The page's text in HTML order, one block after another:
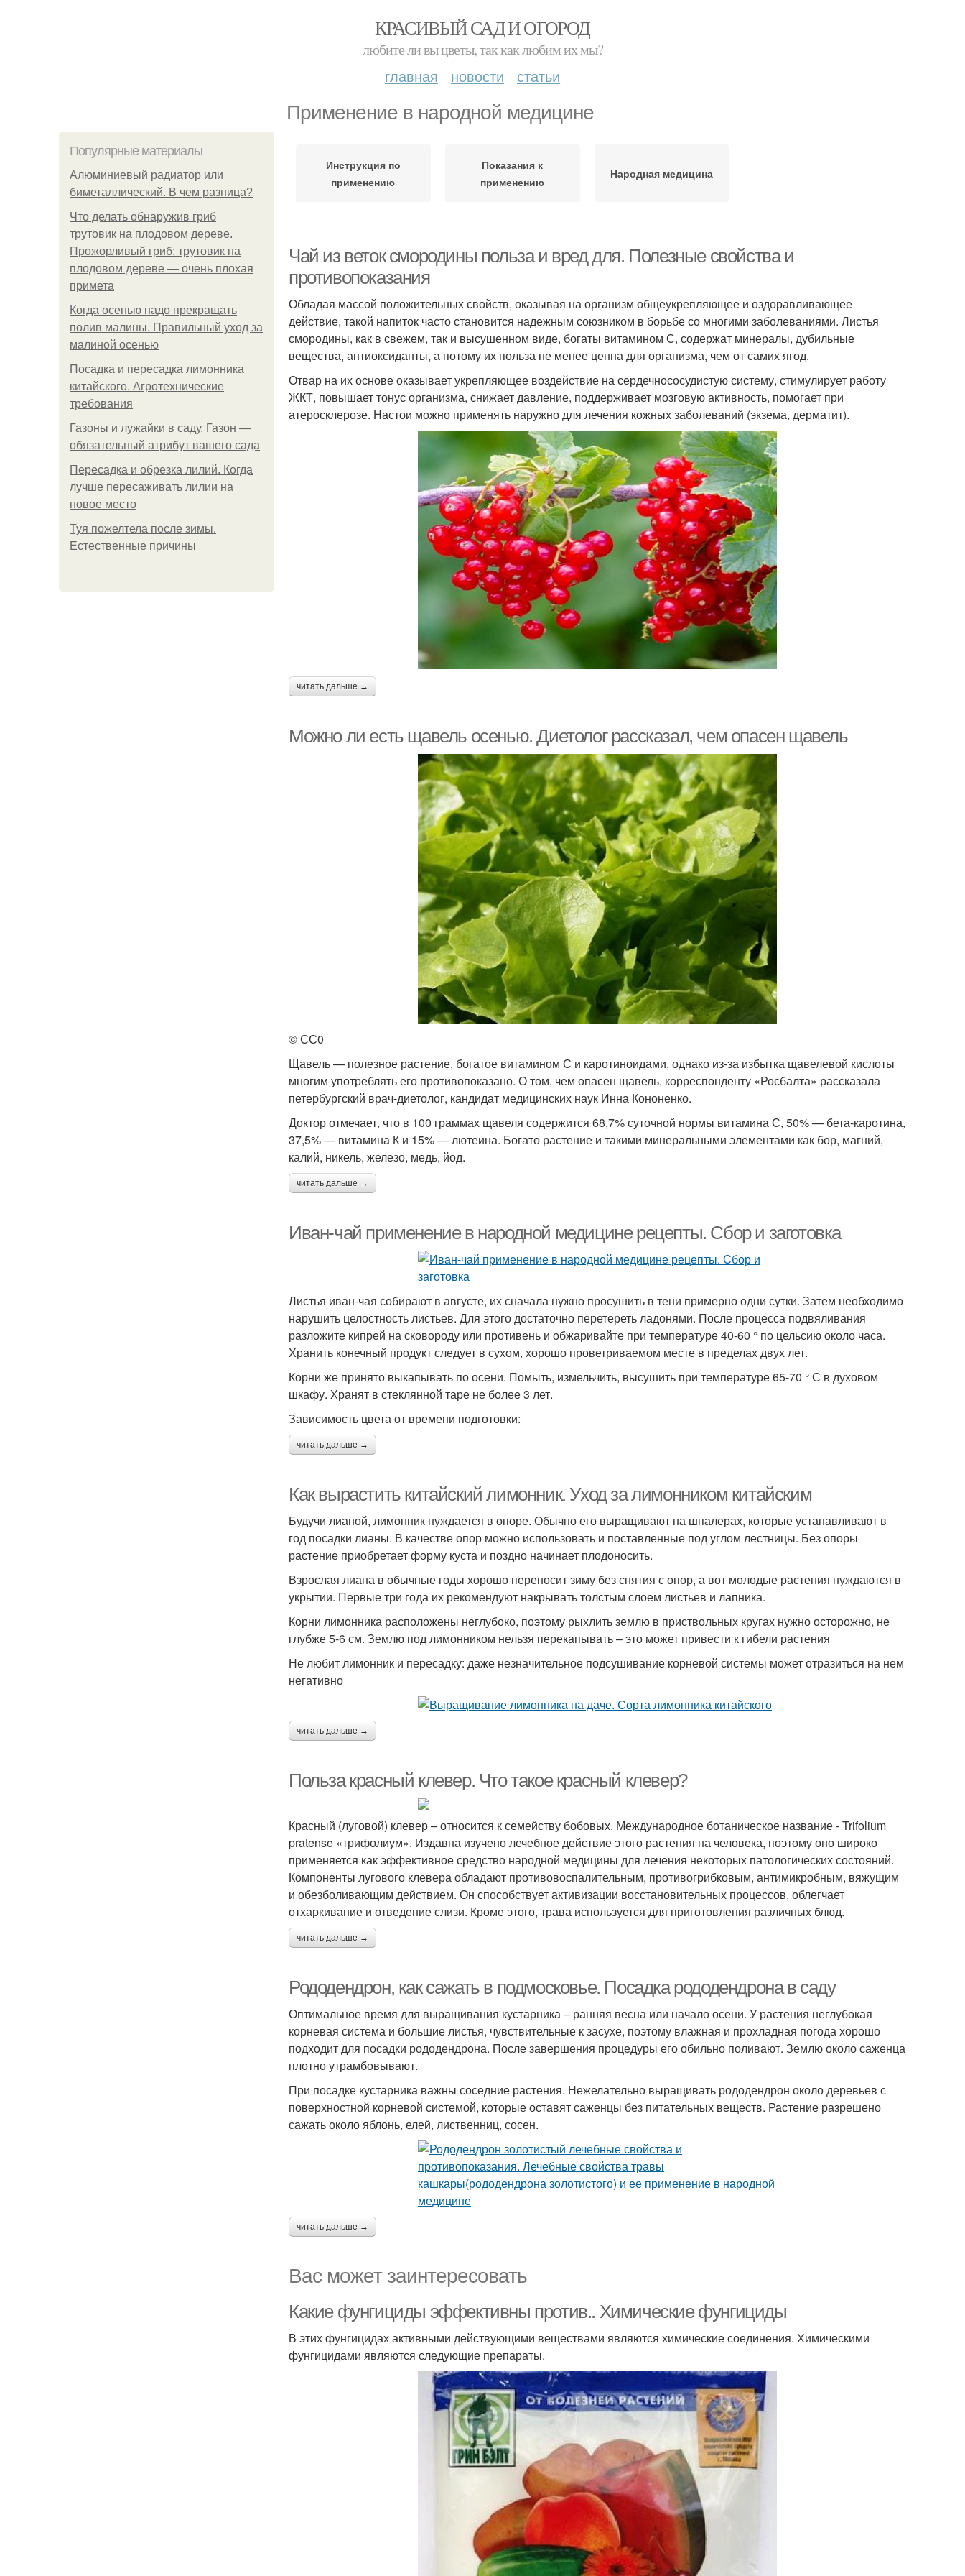
КРАСИВЫЙ САД И ОГОРОД
любите ли вы цветы, так как любим их мы?
главная новости статьи
Применение в народной медицине
Популярные материалы
Алюминиевый радиатор или
биметаллический. В чем разница?
Что делать обнаружив гриб
трутовик на плодовом дереве.
Прожорливый гриб: трутовик на
плодовом дереве — очень плохая
примета
Когда осенью надо прекращать
полив малины. Правильный уход за
малиной осенью
Посадка и пересадка лимонника
китайского. Агротехнические
требования
Газоны и лужайки в саду. Газон —
обязательный атрибут вашего сада
Пересадка и обрезка лилий. Когда
лучше пересаживать лилии на
новое место
Туя пожелтела после зимы.
Естественные причины
Инструкция по
применению
Показания к
применению
Народная медицина
Чай из веток смородины польза и вред для. Полезные свойства и
противопоказания
Обладая массой положительных свойств, оказывая на организм общеукрепляющее и оздоравливающее
действие, такой напиток часто становится надежным союзником в борьбе со многими заболеваниями. Листья
смородины, как в свежем, так и высушенном виде, богаты витамином С, содержат минералы, дубильные
вещества, антиоксиданты, а потому их польза не менее ценна для организма, чем от самих ягод.
Отвар на их основе оказывает укрепляющее воздействие на сердечнососудистую систему, стимулирует работу
ЖКТ, повышает тонус организма, снижает давление, поддерживает мозговую активность, помогает при
атеросклерозе. Настои можно применять наружно для лечения кожных заболеваний (экзема, дерматит).
читать дальше →
Можно ли есть щавель осенью. Диетолог рассказал, чем опасен щавель
© СС0
Щавель — полезное растение, богатое витамином С и каротиноидами, однако из-за избытка щавелевой кислоты
многим употреблять его противопоказано. О том, чем опасен щавель, корреспонденту «Росбалта» рассказала
петербургский врач-диетолог, кандидат медицинских наук Инна Кононенко.
Доктор отмечает, что в 100 граммах щавеля содержится 68,7% суточной нормы витамина С, 50% — бета-каротина,
37,5% — витамина К и 15% — лютеина. Богато растение и такими минеральными элементами как бор, магний,
калий, никель, железо, медь, йод.
читать дальше →
Иван-чай применение в народной медицине рецепты. Сбор и заготовка
Листья иван-чая собирают в августе, их сначала нужно просушить в тени примерно одни сутки. Затем необходимо
нарушить целостность листьев. Для этого достаточно перетереть ладонями. После процесса подвяливания
разложите кипрей на сковороду или противень и обжаривайте при температуре 40-60 ° по цельсию около часа.
Хранить конечный продукт следует в сухом, хорошо проветриваемом месте в пределах двух лет.
Корни же принято выкапывать по осени. Помыть, измельчить, высушить при температуре 65-70 ° С в духовом
шкафу. Хранят в стеклянной таре не более 3 лет.
Зависимость цвета от времени подготовки:
читать дальше →
Как вырастить китайский лимонник. Уход за лимонником китайским
Будучи лианой, лимонник нуждается в опоре. Обычно его выращивают на шпалерах, которые устанавливают в
год посадки лианы. В качестве опор можно использовать и поставленные под углом лестницы. Без опоры
растение приобретает форму куста и поздно начинает плодоносить.
Взрослая лиана в обычные годы хорошо переносит зиму без снятия с опор, а вот молодые растения нуждаются в
укрытии. Первые три года их рекомендуют накрывать толстым слоем листьев и лапника.
Корни лимонника расположены неглубоко, поэтому рыхлить землю в приствольных кругах нужно осторожно, не
глубже 5-6 см. Землю под лимонником нельзя перекапывать – это может привести к гибели растения
Не любит лимонник и пересадку: даже незначительное подсушивание корневой системы может отразиться на нем
негативно
читать дальше →
Польза красный клевер. Что такое красный клевер?
Красный (луговой) клевер – относится к семейству бобовых. Международное ботаническое название - Trifolium
pratense «трифолиум». Издавна изучено лечебное действие этого растения на человека, поэтому оно широко
применяется как эффективное средство народной медицины для лечения некоторых патологических состояний.
Компоненты лугового клевера обладают противовоспалительным, противогрибковым, антимикробным, вяжущим
и обезболивающим действием. Он способствует активизации восстановительных процессов, облегчает
отхаркивание и отведение слизи. Кроме этого, трава используется для приготовления различных блюд.
читать дальше →
Рододендрон, как сажать в подмосковье. Посадка рододендрона в саду
Оптимальное время для выращивания кустарника – ранняя весна или начало осени. У растения неглубокая
корневая система и большие листья, чувствительные к засухе, поэтому влажная и прохладная погода хорошо
подходит для посадки рододендрона. После завершения процедуры его обильно поливают. Землю около саженца
плотно утрамбовывают.
При посадке кустарника важны соседние растения. Нежелательно выращивать рододендрон около деревьев с
поверхностной корневой системой, которые оставят саженцы без питательных веществ. Растение разрешено
сажать около яблонь, елей, лиственниц, сосен.
читать дальше →
Вас может заинтересовать
Какие фунгициды эффективны против.. Химические фунгициды
В этих фунгицидах активными действующими веществами являются химические соединения. Химическими
фунгицидами являются следующие препараты.